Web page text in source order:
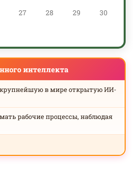
27 28 29
30
интеллекта
крупнейшую в мире открытую ИИ-
рабочие процессы, наблюдая